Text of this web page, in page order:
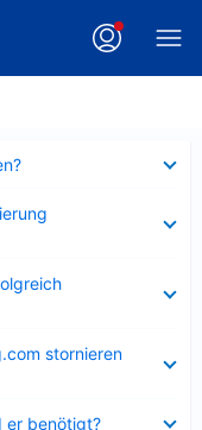
stornieren
er benötigt?